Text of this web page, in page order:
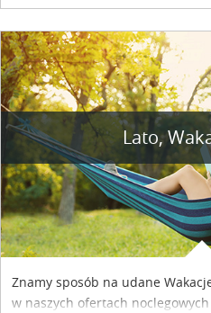
Lato,
Znamy sposób na udane
w naszych ofertach